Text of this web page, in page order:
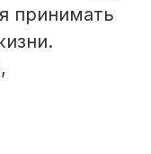
принимать